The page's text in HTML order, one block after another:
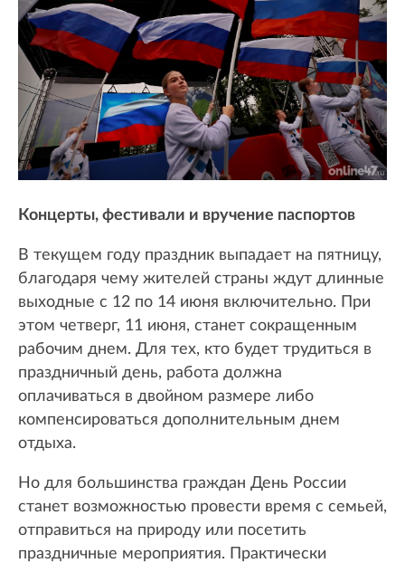
Концерты, фестивали и вручение паспортов
В текущем году праздник выпадает на пятницу,
благодаря чему жителей страны ждут длинные
выходные с 12 по 14 июня включительно. При
этом четверг, 11 июня, станет сокращенным
рабочим днем. Для тех, кто будет трудиться в
праздничный день, работа должна
оплачиваться в двойном размере либо
компенсироваться дополнительным днем
отдыха.
Но для большинства граждан День России
станет возможностью провести время с семьей,
отправиться на природу или посетить
праздничные мероприятия. Практически